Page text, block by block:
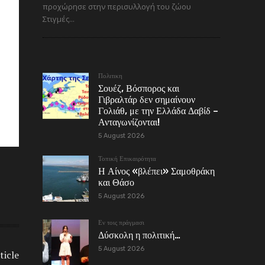
προχώρησε στην περισυλλογή του ζώου
Στιγμές...
Πολιτικη
Σουέζ, Βόσπορος και
Γιβραλτάρ δεν σημαίνουν
Γολιάθ, με την Ελλάδα Δαβίδ –
Ανταγωνίζονται!
5 August 2026
Τοπική Επικαιρότητα
Η Αίνος «βλέπει» Σαμοθράκη
και Θάσο
5 August 2026
Εν τοις πράγμασι
Δύσκολη η πολιτική…
5 August 2026